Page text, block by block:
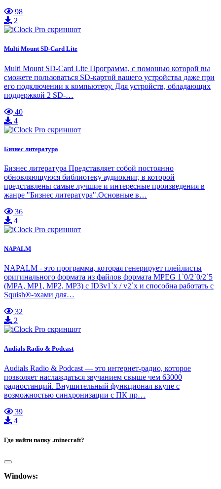
98
2
Multi Mount SD-Card Lite
Multi Mount SD-Card Lite Программа, с помощью которой вы
сможете пользоваться SD-картой вашего устройства даже при
его подключении к компьютеру. Для устройств, обладающих
поддержкой 2 SD-…
40
4
Бизнес литература
Бизнес литература Представляет собой постоянно
обновляющуюся библиотеку аудиокниг, в которой
представлены самые лучшие и интересные произведения в
жанре "Бизнес литература".Основные в…
36
4
NAPALM
NAPALM - это программа, которая генерирует плейлисты
оригинального формата из файлов формата MPEG 1`0/2`0/2`5
(MPA, MP1, MP2, MP3) c ID3v1`x / v2`x и способна работать с
Squish®-эхами для…
32
2
Audials Radio & Podcast
Audials Radio & Podcast — это интернет-радио, которое
позволяет наслаждаться звучанием свыше чем 63000
радиостанций. Внушительный функционал вкупе с
возможностью синхронизации с ПК пр…
39
4
Где найти папку .minecraft?
Windows: